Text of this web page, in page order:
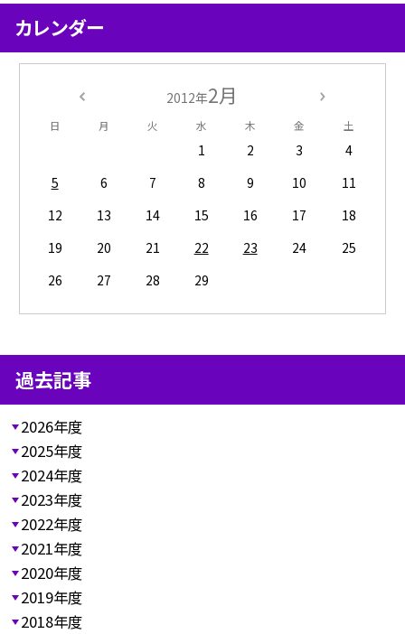
カレンダー
2012年2月
日 月 火 水 木 金 土
1 2 3
4
5
6 7 8 9 10
11
12
13 14 15 16 17
18
19
20 21 22 23 24
25
26
27 28 29
過去記事
2026年度
2025年度
2024年度
2023年度
2022年度
2021年度
2020年度
2019年度
2018年度